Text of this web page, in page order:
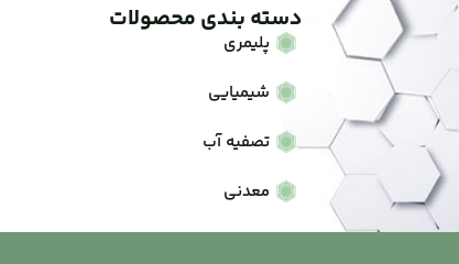
دسته بندی محصولات
پلیمری
شیمیایی
تصفیه آب
معدنی